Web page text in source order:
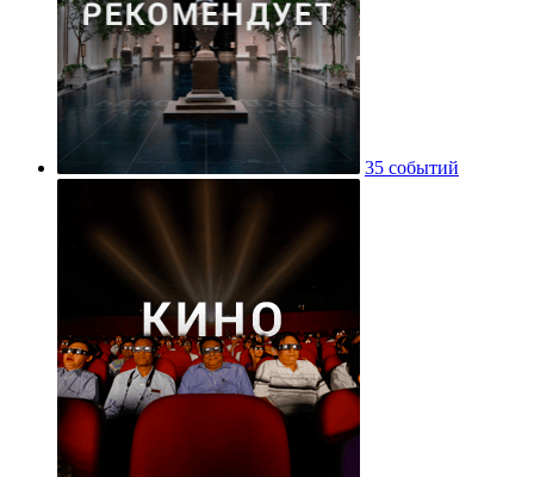
35 событий